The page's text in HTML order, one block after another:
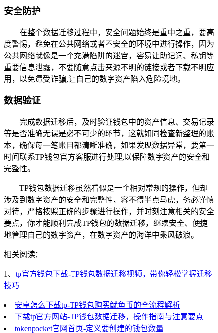
安全防护
在整个数据迁移过程中，安全问题始终是重中之重，要高
度警惕，避免在公共网络或者不安全的环境中进行操作，因为
公共网络就像是一个充满陷阱的迷宫，容易让助记词、私钥等
重要信息泄露，不要随意点击来源不明的链接或者下载不明应
用，以免遭受诈骗,让自己的数字资产陷入危险境地。
数据验证
完成数据迁移后，及时验证钱包中的资产信息、交易记录
等是否准确无误是必不可少的环节，这就如同检查新整理的账
本，确保每一笔账目都清晰准确，如果发现数据异常，要第一
时间联系TP钱包官方客服进行处理,以保障数字资产的安全和
完整性。
TP钱包数据迁移虽然看似是一个相对常规的操作，但却
涉及到数字资产的安全和完整性，容不得半点马虎，务必谨慎
对待，严格按照正确的步骤进行操作，并时刻注意相关的安全
要点，你才能顺利完成TP钱包的数据迁移，继续安全、便捷
地管理自己的数字资产，在数字资产的海洋中乘风破浪。
相关阅读：
1、 tp官方钱包下载-TP钱包数据迁移视频，带你轻松掌握迁移
技巧
安卓怎么下载tp-TP钱包购买鱿鱼币的全流程解析
下载tp官方网站-TP钱包数据迁移，操作指南与注意要点
tokenpocket官网首页-定义要创建的钱包数量